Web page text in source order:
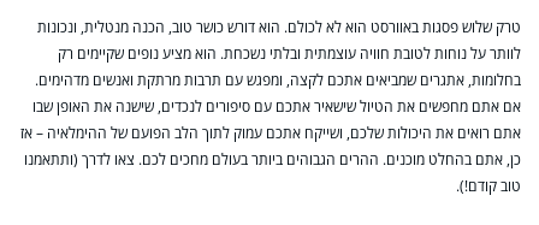
טרק שלוש פסגות באוורסט הוא לא לכולם. הוא דורש כושר טוב, הכנה מנטלית, ונכונות
לוותר על נוחות לטובת חוויה עוצמתית ובלתי נשכחת. הוא מציע נופים שקיימים רק
בחלומות, אתגרים שמביאים אתכם לקצה, ומפגש עם תרבות מרתקת ואנשים מדהימים.
אם אתם מחפשים את הטיול שישאיר אתכם עם סיפורים לנכדים, שישנה את האופן שבו
אתם רואים את היכולות שלכם, ושייקח אתכם עמוק לתוך הלב הפועם של ההימלאיה – אז
כן, אתם בהחלט מוכנים. ההרים הגבוהים ביותר בעולם מחכים לכם. צאו לדרך (ותתאמנו
טוב קודם!).